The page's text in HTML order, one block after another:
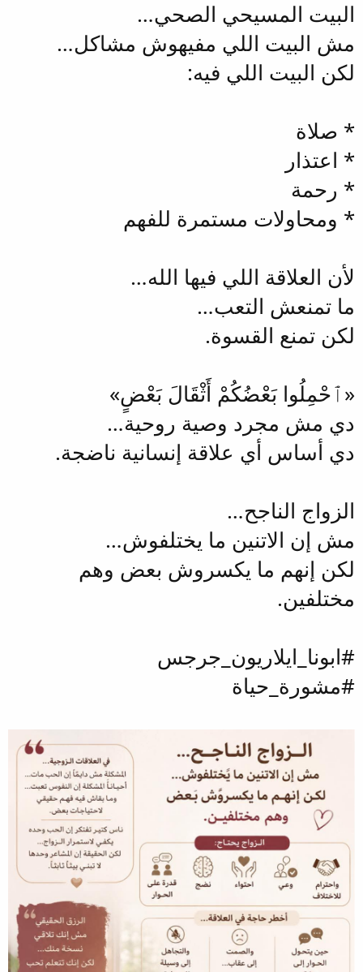
البيت المسيحي الصحي…
مش البيت اللي مفيهوش مشاكل…
لكن البيت اللي فيه:
* صلاة
* اعتذار
* رحمة
* ومحاولات مستمرة للفهم
لأن العلاقة اللي فيها الله…
ما تمنعش التعب…
لكن تمنع القسوة.
«ٱحْمِلُوا بَعْضُكُمْ أَثْقَالَ بَعْضٍ»
دي مش مجرد وصية روحية…
دي أساس أي علاقة إنسانية ناضجة.
الزواج الناجح…
مش إن الاتنين ما يختلفوش…
لكن إنهم ما يكسروش بعض وهم
مختلفين.
#ابونا_ايلاريون_جرجس
#مشورة_حياة